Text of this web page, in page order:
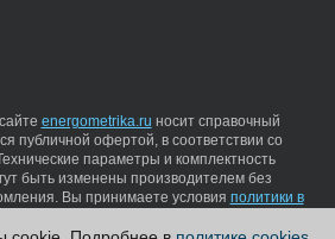
energometrika.ru носит справочный
публичной офертой, в соответствии со
параметры и комплектность
быть изменены производителем без
Вы принимаете условия политики в
когда оставляете свои данные в любой